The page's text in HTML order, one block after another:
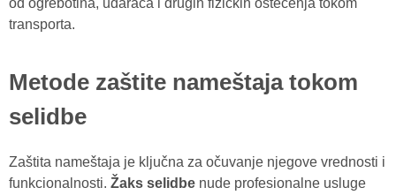
transporta.
Metode zaštite nameštaja tokom
selidbe
Zaštita nameštaja je ključna za očuvanje njegove vrednosti i
funkcionalnosti. Žaks selidbe nude profesionalne usluge